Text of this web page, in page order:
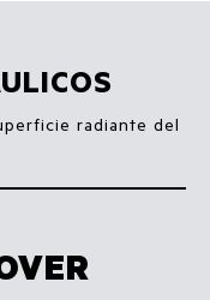
radiante del